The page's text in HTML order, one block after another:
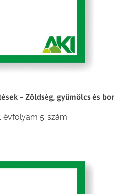
– Zöldség, gyümölcs és bor
évfolyam 5. szám